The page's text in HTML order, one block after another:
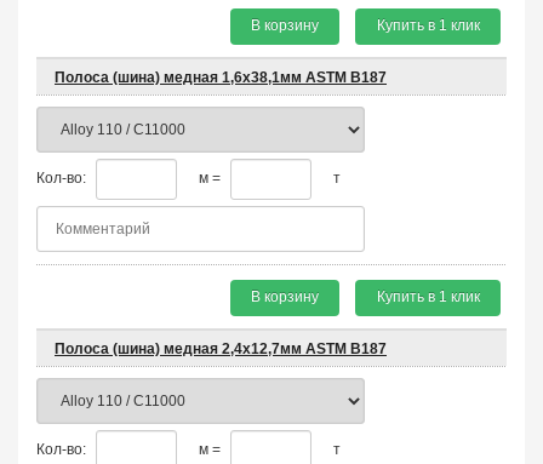
В корзину Купить в 1 клик
Полоса (шина) медная 1,6х38,1мм ASTM B187
Кол-во: м = т
В корзину Купить в 1 клик
Полоса (шина) медная 2,4х12,7мм ASTM B187
Кол-во: м = т